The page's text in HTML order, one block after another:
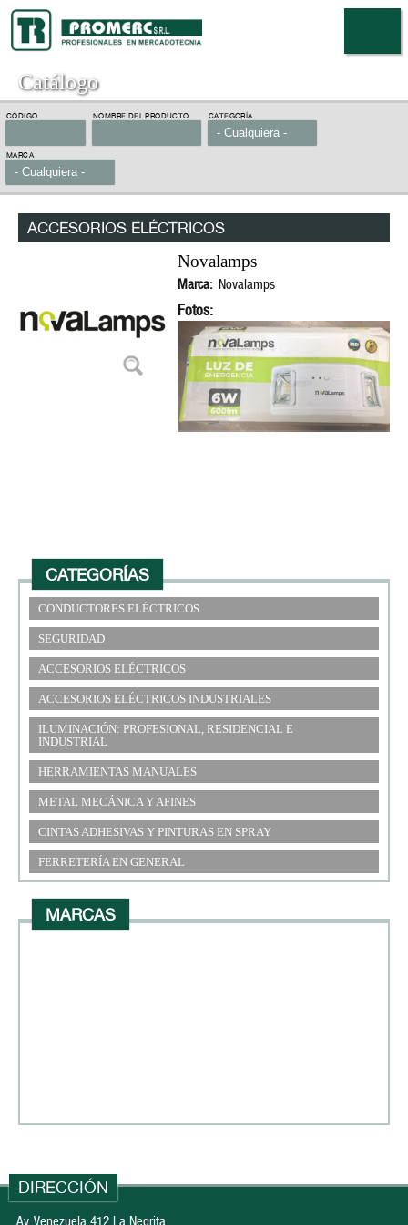
contenido
principal
Catálogo
CÓDIGO NOMBRE DEL PRODUCTO CATEGORÍA
MARCA
ACCESORIOS ELÉCTRICOS
Novalamps
Marca: Novalamps
Fotos:
CATEGORÍAS
CONDUCTORES ELÉCTRICOS
SEGURIDAD
ACCESORIOS ELÉCTRICOS
ACCESORIOS ELÉCTRICOS INDUSTRIALES
ILUMINACIÓN: PROFESIONAL, RESIDENCIAL E
INDUSTRIAL
HERRAMIENTAS MANUALES
METAL MECÁNICA Y AFINES
CINTAS ADHESIVAS Y PINTURAS EN SPRAY
FERRETERÍA EN GENERAL
MARCAS
DIRECCIÓN
Av. Venezuela 412 La Negrita.